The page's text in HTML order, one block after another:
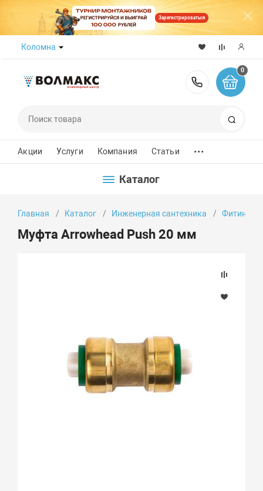
Зарегистрироваться
Коломна
8 (800)
0
Акции Услуги Компания Статьи ...
Каталог
Главная Каталог Инженерная сантехника Фитинги
Муфта Arrowhead Push 20 мм